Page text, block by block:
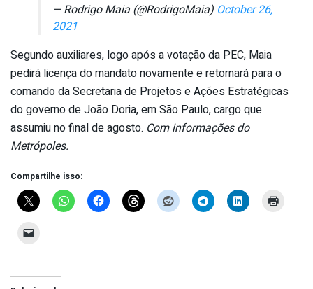
— Rodrigo Maia (@RodrigoMaia) October 26,
2021
Segundo auxiliares, logo após a votação da PEC, Maia
pedirá licença do mandato novamente e retornará para o
comando da Secretaria de Projetos e Ações Estratégicas
do governo de João Doria, em São Paulo, cargo que
assumiu no final de agosto. Com informações do
Metrópoles.
Compartilhe isso: